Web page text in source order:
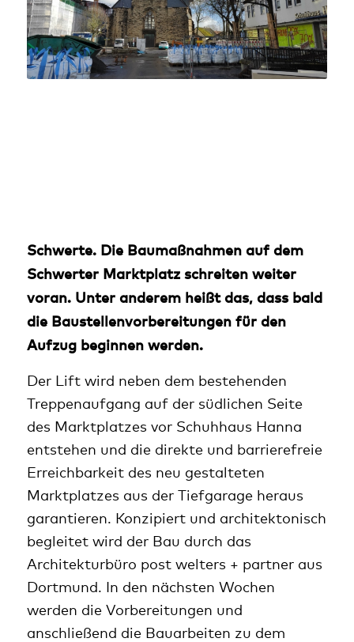
Schwerte. Die Baumaßnahmen auf dem
Schwerter Marktplatz schreiten weiter
voran. Unter anderem heißt das, dass bald
die Baustellenvorbereitungen für den
Aufzug beginnen werden.
Der Lift wird neben dem bestehenden
Treppenaufgang auf der südlichen Seite
des Marktplatzes vor Schuhhaus Hanna
entstehen und die direkte und barrierefreie
Erreichbarkeit des neu gestalteten
Marktplatzes aus der Tiefgarage heraus
garantieren. Konzipiert und architektonisch
begleitet wird der Bau durch das
Architekturbüro post welters + partner aus
Dortmund. In den nächsten Wochen
werden die Vorbereitungen und
anschließend die Bauarbeiten zu dem